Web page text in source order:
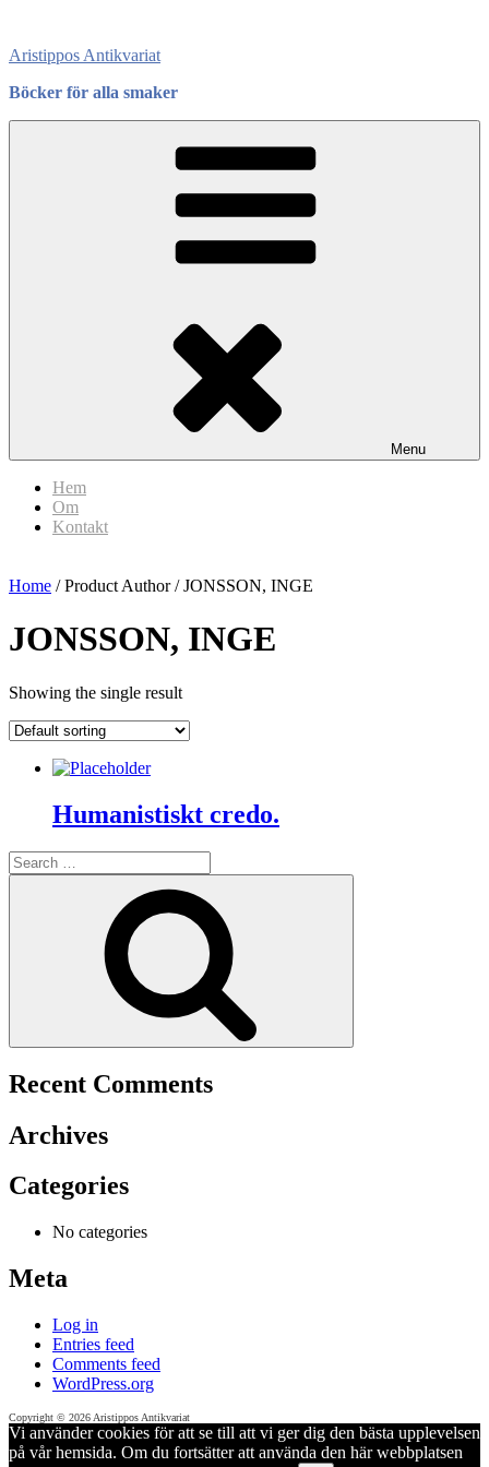
content
Aristippos Antikvariat
Böcker för alla smaker
Menu
Hem
Om
Kontakt
Home / Product Author / JONSSON, INGE
JONSSON, INGE
Showing the single result
Humanistiskt credo.
Search
for:
Recent Comments
Archives
Categories
No categories
Meta
Log in
Entries feed
Comments feed
WordPress.org
Copyright © 2026 Aristippos Antikvariat
Vi använder cookies för att se till att vi ger dig den bästa upplevelsen
på vår hemsida. Om du fortsätter att använda den här webbplatsen